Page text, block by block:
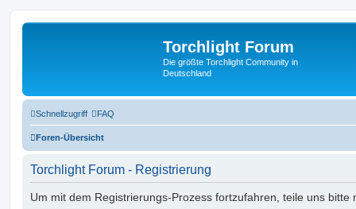
Torchlight Forum
Die größte Torchlight Community in
Deutschland
Schnellzugriff FAQ
Foren-Übersicht
Torchlight Forum - Registrierung
Um mit dem Registrierungs-Prozess fortzufahren, teile uns bitte